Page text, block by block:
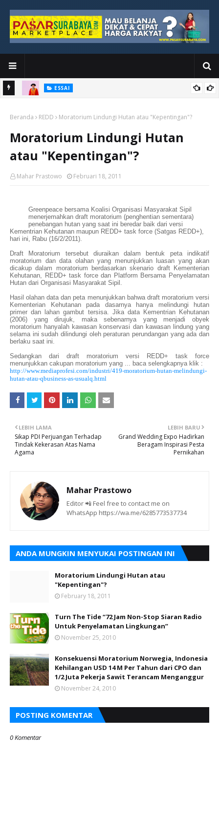
ESSAI
Tidak Berhenti di Panggung Wisuda
Beranda REDD Moratorium Lindungi Hutan atau "Kepentingan"?
Moratorium Lindungi Hutan
atau "Kepentingan"?
Mahar Prastowo Februari 18, 2011
Greenpeace bersama Koalisi Organisasi Masyarakat Sipil
menerjemahkan draft moratorium (penghentian sementara)
penebangan hutan yang saat ini beredar baik dari versi
Kementrian Kehutanan maupun REDD+ task force (Satgas REDD+),
hari ini, Rabu (16/2/2011).
Draft Moratorium tersebut diuraikan dalam bentuk peta indikatif
moratorium dan data olahan yang menunjukkan luasan yang akan
dicakup dalam moratorium berdasarkan skenario draft Kementerian
Kehutanan, REDD+ task force dan Platform Bersama Penyelamatan
Hutan dari Organisasi Masyarakat Sipil.
Hasil olahan data dan peta menunjukkan bahwa draft moratorium versi
Kementerian Kehutanan pada dasarnya hanya melindungi hutan
primer dan lahan gambut tersisa. Jika data Kementrian Kehutanan
(2006) yang dirujuk, maka sebenarnya yang menjadi obyek
moratorium hanyalah kawasan konservasi dan kawasan lindung yang
selama ini sudah dilindungi oleh peraturan perundangan yang ada dan
berlaku saat ini.
Sedangkan dari draft moratorium versi REDD+ task force
menunjukkan cakupan moratorium yang ... baca selengkapnya klik :
http://www.mediaprofesi.com/industri/419-moratorium-hutan-melindungi-
hutan-atau-qbusiness-as-usualq.html
LEBIH BARU
Grand Wedding Expo Hadirkan
Beragam Inspirasi Pesta
Pernikahan
LEBIH LAMA
Sikap PDI Perjuangan Terhadap
Tindak Kekerasan Atas Nama
Agama
Mahar Prastowo
Editor 📲 Feel free to contact me on
WhatsApp https://wa.me/6285773537734
ANDA MUNGKIN MENYUKAI POSTINGAN INI
Moratorium Lindungi Hutan atau
"Kepentingan"?
February 18, 2011
Turn The Tide “72 Jam Non-Stop Siaran Radio
Untuk Penyelamatan Lingkungan”
November 25, 2010
Konsekuensi Moratorium Norwegia, Indonesia
Kehilangan USD 14 M Per Tahun dari CPO dan
1/2 Juta Pekerja Sawit Terancam Menganggur
November 24, 2010
POSTING KOMENTAR
0 Komentar